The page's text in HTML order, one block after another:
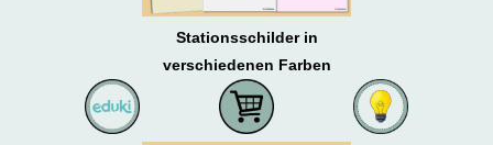
Stationsschilder in
verschiedenen Farben